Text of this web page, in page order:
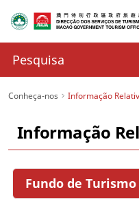
Conheça-nos Informação
Informação
Fundo de Turismo